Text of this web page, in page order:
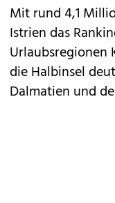
Mit rund 4,1
Istrien das
Urlaubsregionen
die Halbinsel
Dalmatien und